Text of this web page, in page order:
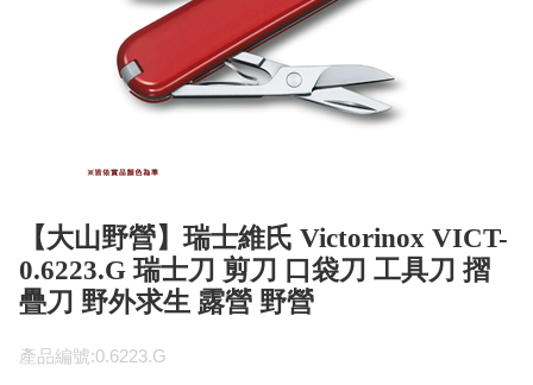
【大山野營】瑞士維氏 Victorinox VICT-
0.6223.G 瑞士刀 剪刀 口袋刀 工具刀 摺
疊刀 野外求生 露營 野營
產品編號:0.6223.G